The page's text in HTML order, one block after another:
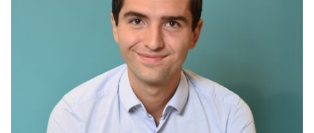
Românii sunt printre cei mai muncitori europeni, iar